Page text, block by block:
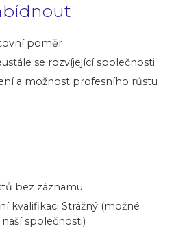
poměr
se rozvíjející společnosti
a možnost profesního růstu
bez záznamu
kvalifikaci Strážný (možné
společnosti)